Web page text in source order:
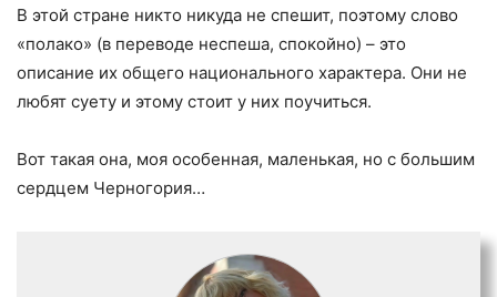
В этой стране никто никуда не спешит, поэтому слово
«полако» (в переводе неспеша, спокойно) – это
описание их общего национального характера. Они не
любят суету и этому стоит у них поучиться.
Вот такая она, моя особенная, маленькая, но с большим
сердцем Черногория…